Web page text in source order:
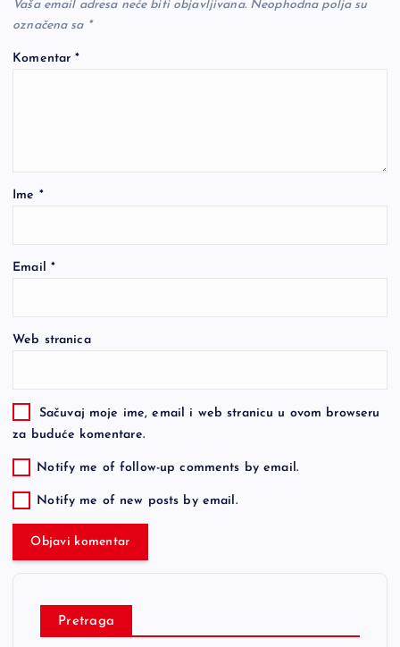
Vaša email adresa neće biti objavljivana. Neophodna polja su
označena sa *
Komentar*
Ime *
Email *
Web stranica
Sačuvaj moje ime, email i web stranicu u ovom browseru
za buduće komentare.
Notify me of follow-up comments by email.
Notify me of new posts by email.
Pretraga